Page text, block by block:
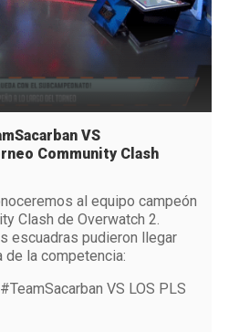
VS
Community Clash
al equipo campeón
Clash de Overwatch 2.
escuadras pudieron llegar
de la competencia:
VS LOS PLS